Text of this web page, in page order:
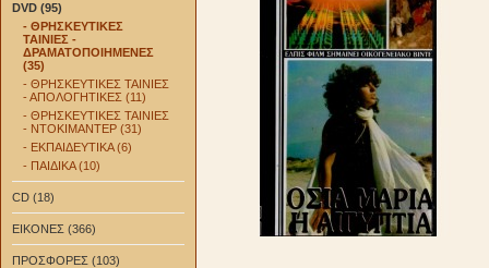
DVD (95)
- ΘΡΗΣΚΕΥΤΙΚΕΣ
ΤΑΙΝΙΕΣ -
ΔΡΑΜΑΤΟΠΟΙΗΜΕΝΕΣ
(35)
- ΘΡΗΣΚΕΥΤΙΚΕΣ ΤΑΙΝΙΕΣ
- ΑΠΟΛΟΓΗΤΙΚΕΣ (11)
- ΘΡΗΣΚΕΥΤΙΚΕΣ ΤΑΙΝΙΕΣ
- ΝΤΟΚΙΜΑΝΤΕΡ (31)
- ΕΚΠΑΙΔΕΥΤΙΚΑ (6)
- ΠΑΙΔΙΚΑ (10)
CD (18)
ΕΙΚΟΝΕΣ (366)
ΠΡΟΣΦΟΡΕΣ (103)